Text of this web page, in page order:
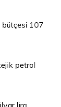
bütçesi 107
petrol